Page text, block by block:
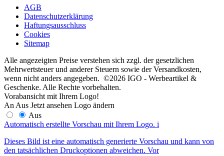
AGB
Datenschutzerklärung
Haftungsausschluss
Cookies
Sitemap
Alle angezeigten Preise verstehen sich zzgl. der gesetzlichen
Mehrwertsteuer und anderer Steuern sowie der Versandkosten,
wenn nicht anders angegeben. ©2026 IGO - Werbeartikel &
Geschenke. Alle Rechte vorbehalten.
Vorabansicht mit Ihrem Logo!
An Aus Jetzt ansehen Logo ändern
Aus
Automatisch erstellte Vorschau mit Ihrem Logo. i
Dieses Bild ist eine automatisch generierte Vorschau und kann von
den tatsächlichen Druckoptionen abweichen. Vor